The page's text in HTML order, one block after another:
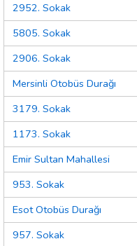
2952. Sokak
5805. Sokak
2906. Sokak
Mersinli Otobüs Durağı
3179. Sokak
1173. Sokak
Emir Sultan Mahallesi
953. Sokak
Esot Otobüs Durağı
957. Sokak